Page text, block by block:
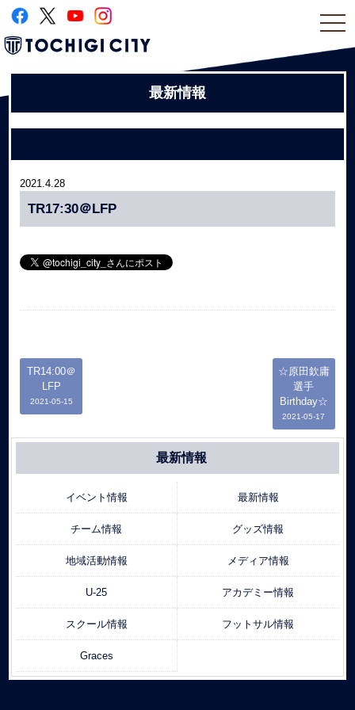
最新情報
2021.4.28
TR17:30＠LFP
TR14:00＠
LFP
2021-05-15
☆原田欽庸
選手
Birthday☆
2021-05-17
最新情報
イベント情報 最新情報
チーム情報 グッズ情報
地域活動情報 メディア情報
U-25 アカデミー情報
スクール情報 フットサル情報
Graces